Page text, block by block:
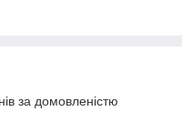
за домовленістю